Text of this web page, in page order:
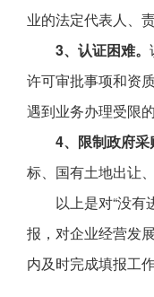
业的法定代表人、
3、认证困难。
许可审批事项和资
遇到业务办理受限
4、限制政府采
标、国有土地出让
以上是对“没
报，对企业经营发
内及时完成填报工作